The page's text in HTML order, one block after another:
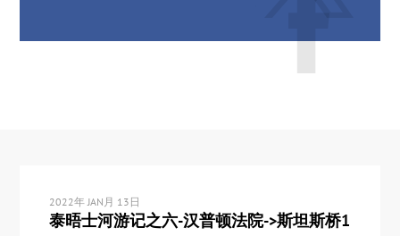
2022年 JAN月 13日
泰晤士河游记之六-汉普顿法院->斯坦斯桥1